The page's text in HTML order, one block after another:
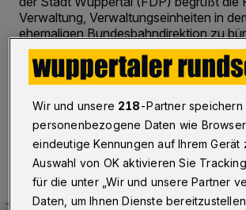
Verwaltung, Verwaltungseinheiten in
ehemaligen Bundesbahndirektion zu
finden auch die grundsätzliche
Grünen Ratsfraktion.
29.01.2020 , 15:48 Uhr 2 Minuten
Wir und unsere 218-Partner
personenbezogene Daten wie
eindeutige Kennungen auf Ihrem Gerät
Auswahl von OK aktivieren Sie
für die unter „Wir und unsere Partner
Daten, um Ihnen Dienste